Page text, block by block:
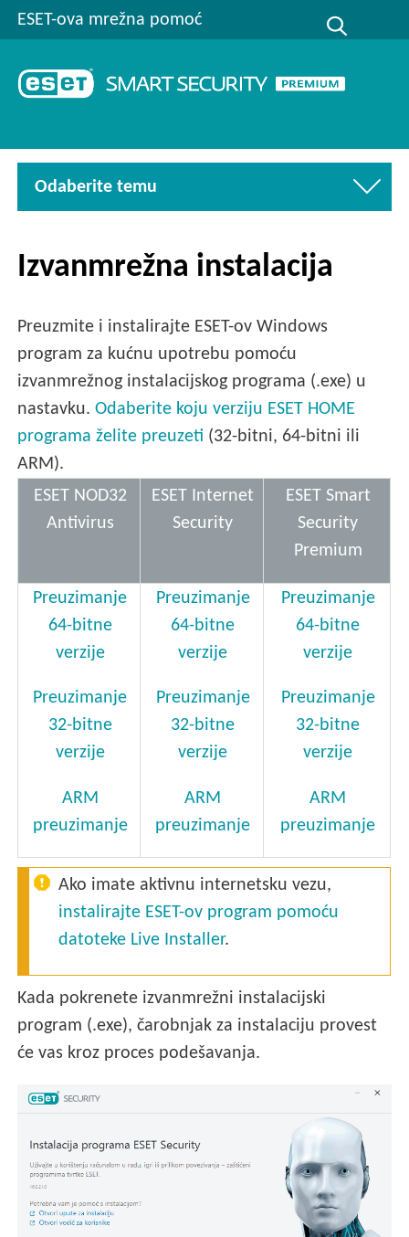
ESET-ova mrežna pomoć
Odaberite temu
Izvanmrežna instalacija
Preuzmite i instalirajte ESET-ov Windows
program za kućnu upotrebu pomoću
izvanmrežnog instalacijskog programa (.exe) u
nastavku.Odaberite koju verziju ESET HOME
programa želite preuzeti (32-bitni, 64-bitni ili
ARM).
ESET NOD32
Antivirus
ESET Internet
Security
ESET Smart
Security
Premium
Preuzimanje
64-bitne
verzije
Preuzimanje
32-bitne
verzije
ARM
preuzimanje
Preuzimanje
64-bitne
verzije
Preuzimanje
32-bitne
verzije
ARM
preuzimanje
Preuzimanje
64-bitne
verzije
Preuzimanje
32-bitne
verzije
ARM
preuzimanje
Ako imate aktivnu internetsku vezu,
instalirajte ESET-ov program pomoću
datoteke Live Installer.
Kada pokrenete izvanmrežni instalacijski
program (.exe), čarobnjak za instalaciju provest
će vas kroz proces podešavanja.